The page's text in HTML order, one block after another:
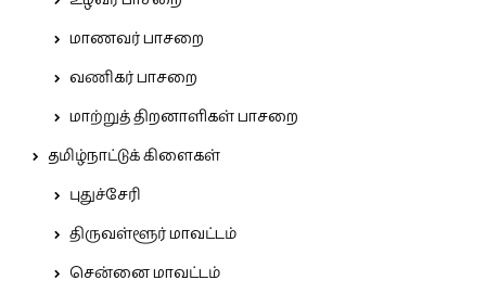
மாணவர் பாசறை
வணிகர் பாசறை
மாற்றுத் திறனாளிகள் பாசறை
தமிழ்நாட்டுக் கிளைகள்
புதுச்சேரி
திருவள்ளூர் மாவட்டம்
சென்னை மாவட்டம்